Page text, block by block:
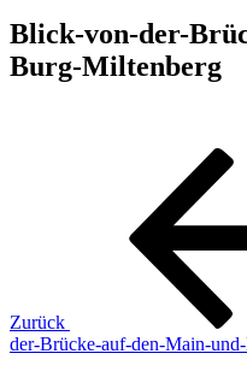
Blick-von-der-
Burg-Miltenberg
Beitragsnavigation
Zurück
der-Brücke-auf-den-Main-